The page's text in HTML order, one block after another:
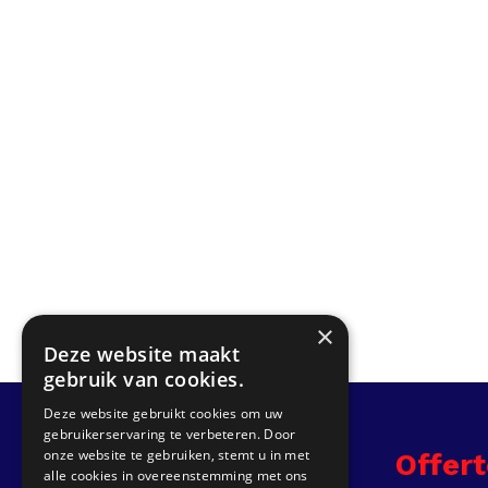
Info
×
Deze website maakt
gebruik van cookies.
Deze website gebruikt cookies om uw
gebruikerservaring te verbeteren. Door
onze website te gebruiken, stemt u in met
alle cookies in overeenstemming met ons